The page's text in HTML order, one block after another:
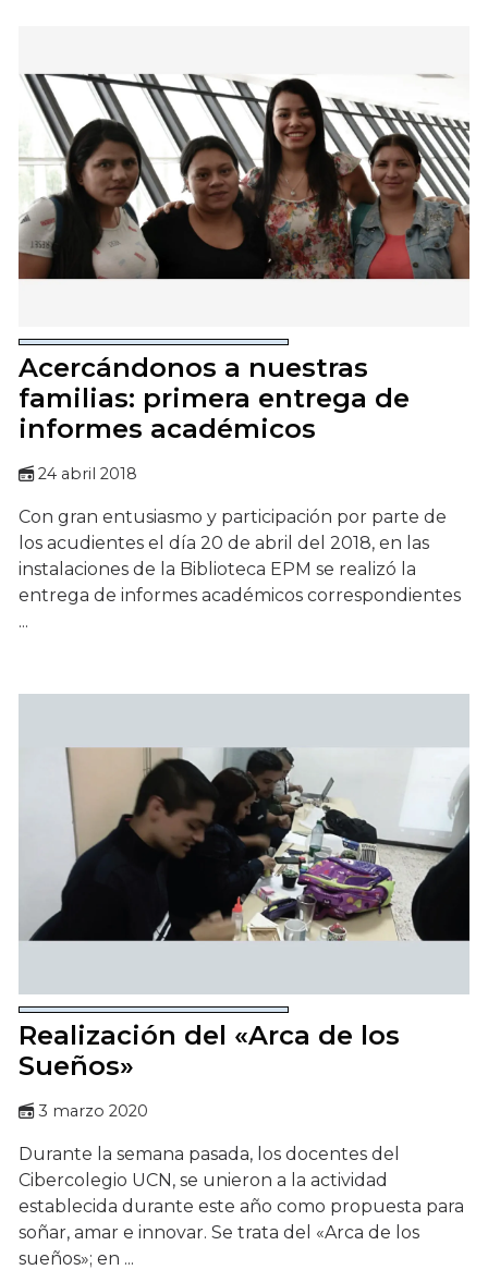
Acercándonos a nuestras
familias: primera entrega de
informes académicos
24 abril 2018
Con gran entusiasmo y participación por parte de
los acudientes el día 20 de abril del 2018, en las
instalaciones de la Biblioteca EPM se realizó la
entrega de informes académicos correspondientes
...
Realización del «Arca de los
Sueños»
3 marzo 2020
Durante la semana pasada, los docentes del
Cibercolegio UCN, se unieron a la actividad
establecida durante este año como propuesta para
soñar, amar e innovar. Se trata del «Arca de los
sueños»; en ...